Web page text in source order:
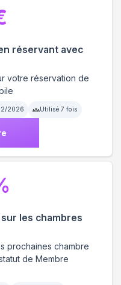
réservant avec
votre réservation de
2026 Utilisé 7 fois
les chambres
prochaines chambre
de Membre